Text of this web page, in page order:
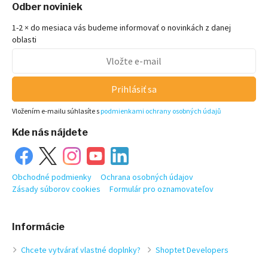
Informácie
Chcete vytvárať vlastné doplnky? Shoptet Developers
Odber noviniek
1-2 × do mesiaca vás budeme informovať o novinkách z danej
oblasti
Prihlásiť sa
Vložením e-mailu súhlasíte s podmienkami ochrany osobných údajů
Kde nás nájdete
Obchodné podmienky
Ochrana osobných údajov
Zásady súborov cookies
Formulár pro oznamovateľov